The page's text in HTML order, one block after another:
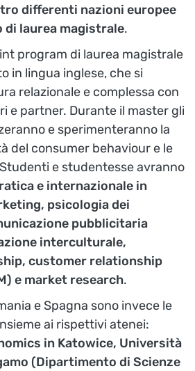
differenti nazioni europee
laurea magistrale.
program di laurea magistrale
in lingua inglese, che si
relazionale e complessa con
e partner. Durante il master gli
e sperimenteranno la
del consumer behaviour e le
e studentesse avranno
e internazionale in
psicologia dei
pubblicitaria
interculturale,
customer relationship
e market research.
e Spagna sono invece le
ai rispettivi atenei:
in Katowice, Università
(Dipartimento di Scienze